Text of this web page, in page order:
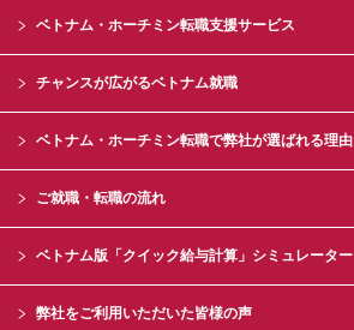
ベトナム・ホーチミン転職支援サービス
チャンスが広がるベトナム就職
ベトナム・ホーチミン転職で弊社が選ばれる理由
ご就職・転職の流れ
ベトナム版「クイック給与計算」シミュレーター
弊社をご利用いただいた皆様の声